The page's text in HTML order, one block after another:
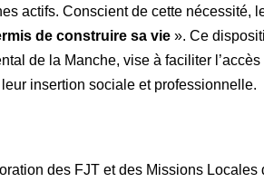
actifs. Conscient de cette
de construire sa vie». Ce
de la Manche, vise à faciliter
insertion sociale et professionnelle.
des FJT et des Missions